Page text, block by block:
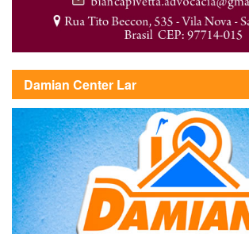
Damian Center Lar